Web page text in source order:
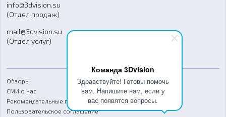
Команда 3Dvision
Здравствуйте! Готовы помочь
вам. Напишите нам, если у
вас появятся вопросы.
FAQ
info@3dvision.su
(Отдел продаж)
mail@3dvision.su
(Отдел услуг)
Обзоры
СМИ о нас
Рекомендательные письма
Пользовательское соглашение